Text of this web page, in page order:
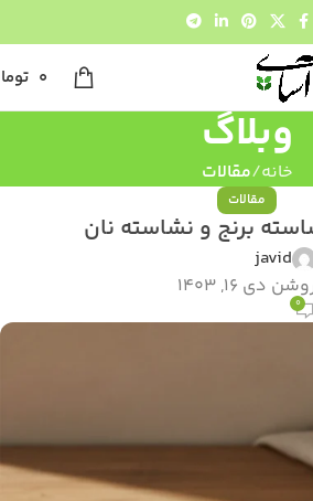
0
وبلاگ
خانه مقالات
مقالات
برنج و نشاسته نان
javid
دی 16, 1403
0